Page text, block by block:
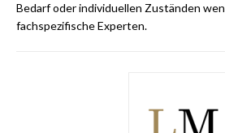
Bedarf oder individuellen Zuständen
fachspezifische Experten.